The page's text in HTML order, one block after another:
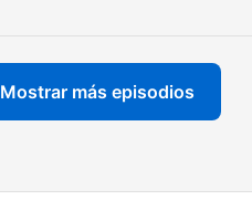
Mostrar más episodios